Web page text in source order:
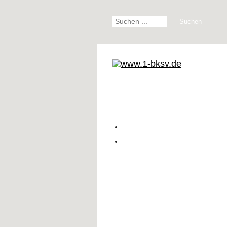
Suchen